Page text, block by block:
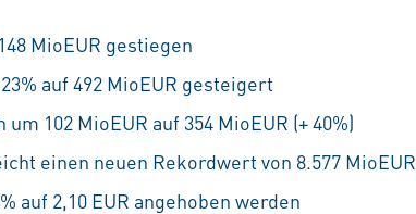
MioEUR gestiegen
auf 492 MioEUR gesteigert
102 MioEUR auf 354 MioEUR (+ 40%)
einen neuen Rekordwert von 8.577 MioEUR
auf 2,10 EUR angehoben werden